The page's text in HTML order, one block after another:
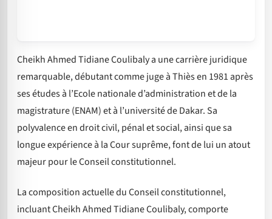
Cheikh Ahmed Tidiane Coulibaly a une carrière juridique
remarquable, débutant comme juge à Thiès en 1981 après
ses études à l’Ecole nationale d’administration et de la
magistrature (ENAM) et à l’université de Dakar. Sa
polyvalence en droit civil, pénal et social, ainsi que sa
longue expérience à la Cour suprême, font de lui un atout
majeur pour le Conseil constitutionnel.
La composition actuelle du Conseil constitutionnel,
incluant Cheikh Ahmed Tidiane Coulibaly, comporte